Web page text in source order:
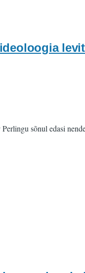
sõnul edasi